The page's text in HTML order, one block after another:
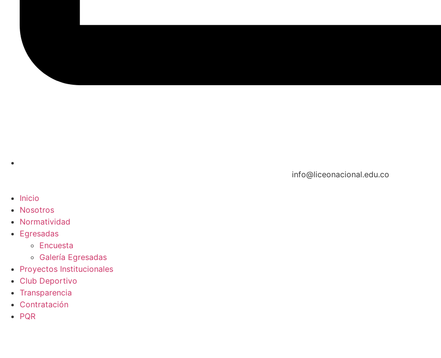
info@liceonacional.edu.co
Inicio
Nosotros
Normatividad
Egresadas
Encuesta
Galería Egresadas
Proyectos Institucionales
Club Deportivo
Transparencia
Contratación
PQR